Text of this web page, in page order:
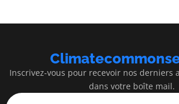
Inscrivez-vous pour recevoir nos derniers
dans votre boîte mail.